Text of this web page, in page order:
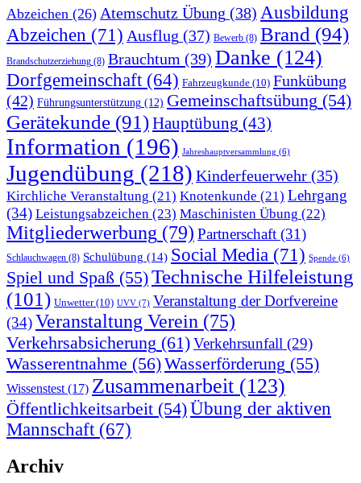
Abzeichen (26) Atemschutz Übung (38) Ausbildung
Abzeichen (71) Ausflug (37) Bewerb (8) Brand (94)
Brandschutzerziehung (8) Brauchtum (39) Danke (124)
Dorfgemeinschaft (64) Fahrzeugkunde (10) Funkübung
(42) Führungsunterstützung (12) Gemeinschaftsübung (54)
Gerätekunde (91)Hauptübung (43)
Information (196) Jahreshauptversammlung (6)
Jugendübung (218) Kinderfeuerwehr (35)
Kirchliche Veranstaltung (21) Knotenkunde (21) Lehrgang
(34) Leistungsabzeichen (23) Maschinisten Übung (22)
Mitgliederwerbung (79) Partnerschaft (31)
Schlauchwagen (8) Schulübung (14) Social Media (71) Spende (6)
Spiel und Spaß (55)Technische Hilfeleistung
(101) Unwetter(10) UVV (7) Veranstaltung der Dorfvereine
(34)Veranstaltung Verein (75)
Verkehrsabsicherung (61)Verkehrsunfall (29)
Wasserentnahme (56)Wasserförderung (55)
Wissenstest (17) Zusammenarbeit (123)
Öffentlichkeitsarbeit (54)Übung der aktiven
Mannschaft (67)
Archiv